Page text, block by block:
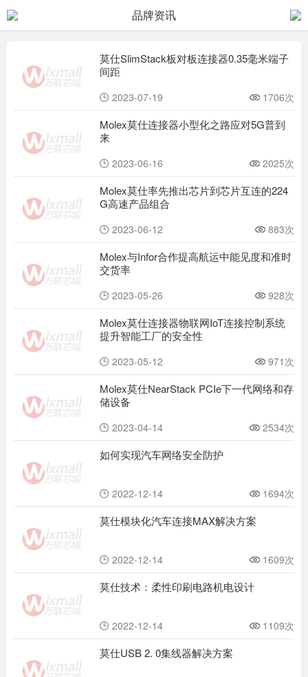
品牌资讯
莫仕SlimStack板对板连接器0.35毫米端子
间距
2023-07-19 1706次
Molex莫仕连接器小型化之路应对5G普到
来
2023-06-16 2025次
Molex莫仕率先推出芯片到芯片互连的224
G高速产品组合
2023-06-12 883次
Molex与Infor合作提高航运中能见度和准时
交货率
2023-05-26 928次
Molex莫仕连接器物联网IoT连接控制系统
提升智能工厂的安全性
2023-05-12 971次
Molex莫仕NearStack PCIe下一代网络和存
储设备
2023-04-14 2534次
如何实现汽车网络安全防护
2022-12-14 1694次
莫仕模块化汽车连接MAX解决方案
2022-12-14 1609次
莫仕技术：柔性印刷电路机电设计
2022-12-14 1109次
莫仕USB 2. 0集线器解决方案